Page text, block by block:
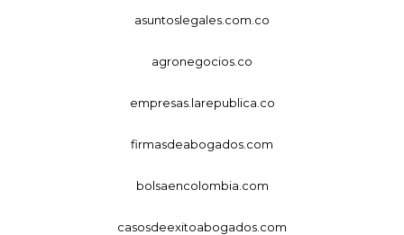
asuntoslegales.com.co
agronegocios.co
empresas.larepublica.co
firmasdeabogados.com
bolsaencolombia.com
casosdeexitoabogados.com